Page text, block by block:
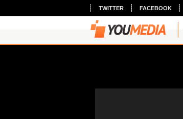
TWITTER FACEBOOK